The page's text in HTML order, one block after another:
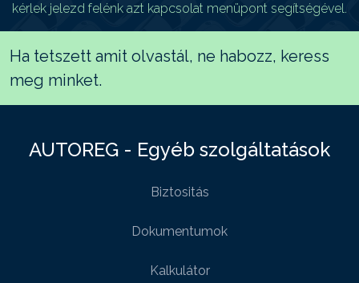
kérlek jelezd felénk azt kapcsolat menüpont segítségével.
Ha tetszett amit olvastál, ne habozz, keress
meg minket.
AUTOREG - Egyéb szolgáltatások
Biztositás
Dokumentumok
Kalkulátor